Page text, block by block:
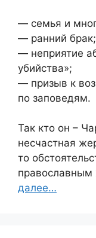
— семья и
— ранний брак;
— неприятие
убийства»;
— призыв к
по заповедям.
Так кто он –
несчастная
то
православным
далее…